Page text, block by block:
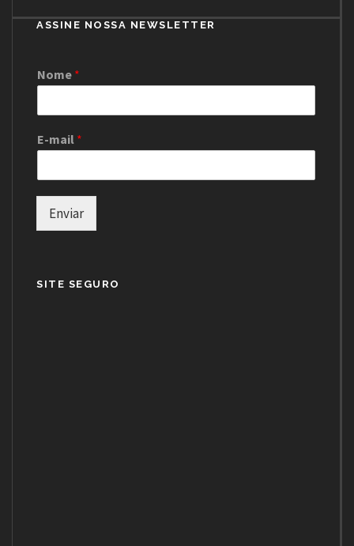
ASSINE NOSSA NEWSLETTER
Nome *
E-mail *
Enviar
SITE SEGURO